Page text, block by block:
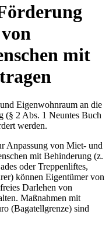
mit
Eigenwohnraum an die
(§ 2 Abs. 1 Neuntes Buch
werden.
Anpassung von Miet- und
mit Behinderung (z.
oder Treppenliftes,
können Eigentümer von
Darlehen von
Maßnahmen mit
(Bagatellgrenze) sind